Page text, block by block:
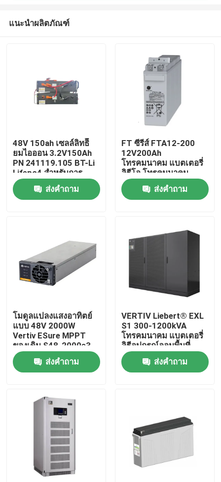
บ้าน
รายชื่อผู้ติดต่อ
ผลิตภัณฑ์
วิดีโอ
ตู้โทรคมนาคมกลางแจ้ง
ตู้แบตเตอรี่โทรคมนาคม
ตู้ ชั้น เซิร์ฟเวอร์ ของเครือข่าย
ระบบพลังงานสายโทรคมนาคม DC
แนะนำผลิตภัณฑ์
48V 150ah เซลล์ลิทธิี
ยมไอออน 3.2V150Ah
PN 241119.105 BT-Li
Lifepo4 สําหรับการ
สื่อสารเครือข่ายที่
สนับสนุนในแนวขนาน
ส่งคำถาม
FT ซีรีส์ FTA12-200
12V200Ah
โทรคมนาคม แบตเตอรี่
ลิธีโอ โทรคมนาคม
แบตเตอรี่
ส่งคำถาม
โมดูลแปลงแสงอาทิตย์
แบบ 48V 2000W
Vertiv ESure MPPT
ของเดิม S48-2000e3
ส่งคำถาม
VERTIV Liebert® EXL
S1 300-1200kVA
โทรคมนาคม แบตเตอรี่
ลิธีอุปกรณ์ออมพื้นที่
ส่งคำถาม